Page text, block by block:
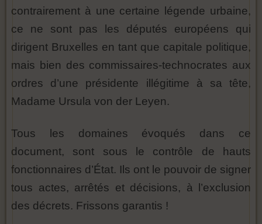
contrairement à une certaine légende urbaine,
ce ne sont pas les députés européens qui
dirigent Bruxelles en tant que capitale politique,
mais bien des commissaires-technocrates aux
ordres d’une présidente illégitime à sa tête,
Madame Ursula von der Leyen.
Tous les domaines évoqués dans ce
document, sont sous le contrôle de hauts
fonctionnaires d’État. Ils ont le pouvoir de signer
tous actes, arrêtés et décisions, à l’exclusion
des décrets. Frissons garantis !